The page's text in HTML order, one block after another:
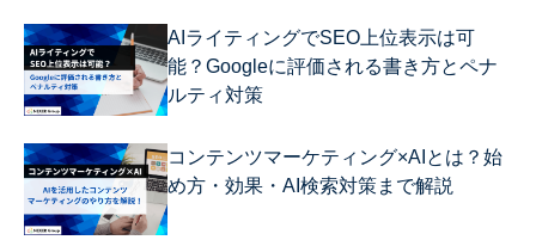
AIライティングでSEO上位表示は可
能？Googleに評価される書き方とペナ
ルティ対策
コンテンツマーケティング×AIとは？始
め方・効果・AI検索対策まで解説